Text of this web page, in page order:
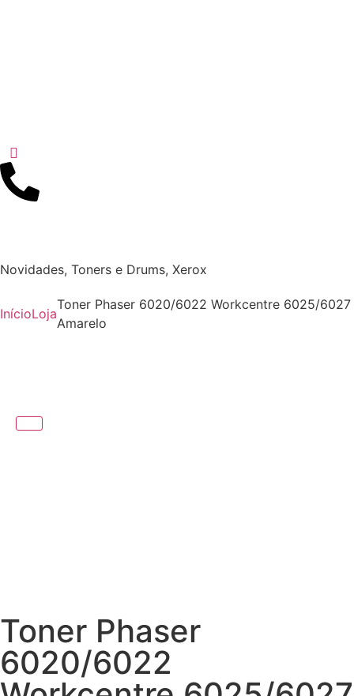
Novidades, Toners e Drums, Xerox
InícioLoja
Toner Phaser 6020/6022 Workcentre 6025/6027
Amarelo
Toner Phaser
6020/6022